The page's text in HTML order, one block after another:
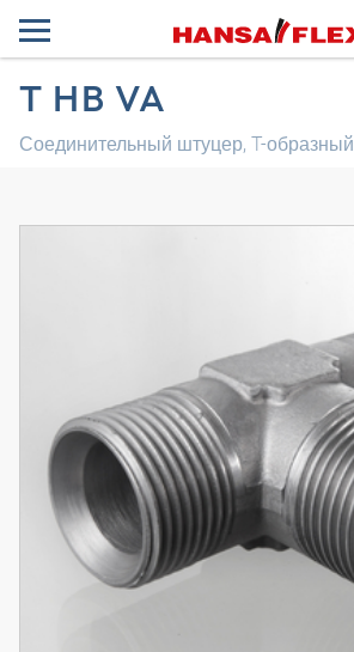
T HB VA
Соединительный штуцер, T-образный